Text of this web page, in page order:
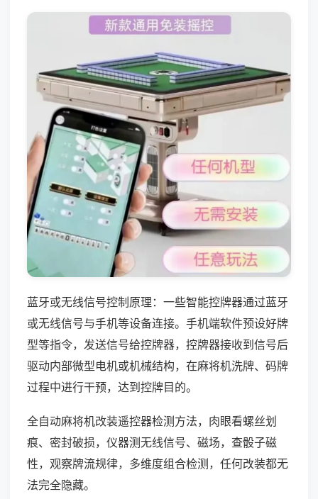
蓝牙或无线信号控制原理：一些智能控牌器通过蓝牙
或无线信号与手机等设备连接。手机端软件预设好牌
型等指令，发送信号给控牌器，控牌器接收到信号后
驱动内部微型电机或机械结构，在麻将机洗牌、码牌
过程中进行干预，达到控牌目的。
全自动麻将机改装遥控器检测方法，肉眼看螺丝划
痕、密封破损，仪器测无线信号、磁场，查骰子磁
性，观察牌流规律，多维度组合检测，任何改装都无
法完全隐藏。